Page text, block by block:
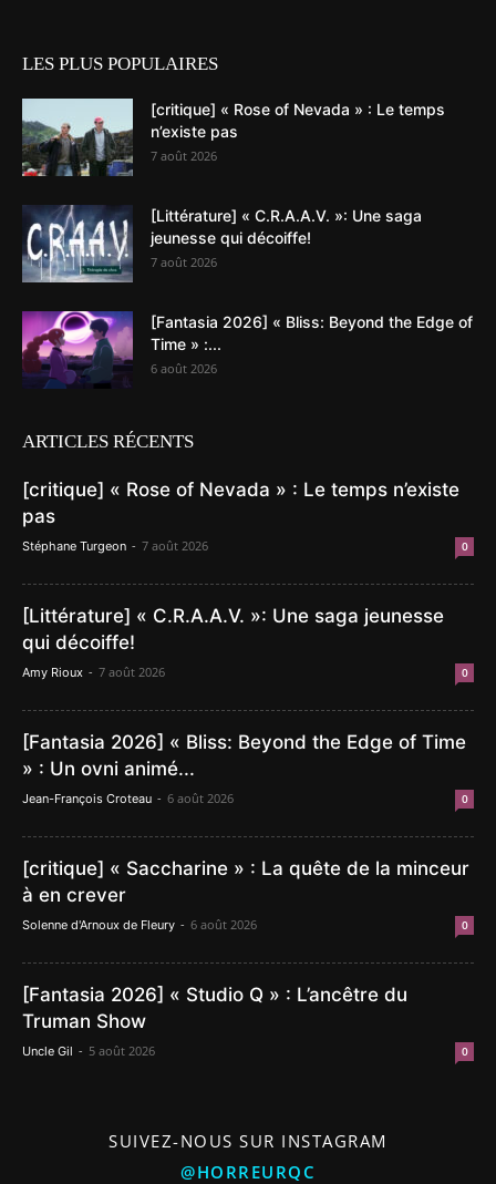
LES PLUS POPULAIRES
[critique] « Rose of Nevada » : Le temps
n’existe pas
7 août 2026
[Littérature] « C.R.A.A.V. »: Une saga
jeunesse qui décoiffe!
7 août 2026
[Fantasia 2026] « Bliss: Beyond the Edge of
Time » :...
6 août 2026
ARTICLES RÉCENTS
[critique] « Rose of Nevada » : Le temps n’existe
pas
Stéphane Turgeon - 7 août 2026 0
[Littérature] « C.R.A.A.V. »: Une saga jeunesse
qui décoiffe!
Amy Rioux - 7 août 2026 0
[Fantasia 2026] « Bliss: Beyond the Edge of Time
» : Un ovni animé...
Jean-François Croteau - 6 août 2026 0
[critique] « Saccharine » : La quête de la minceur
à en crever
Solenne d'Arnoux de Fleury - 6 août 2026 0
[Fantasia 2026] « Studio Q » : L’ancêtre du
Truman Show
Uncle Gil - 5 août 2026 0
SUIVEZ-NOUS SUR INSTAGRAM
@HORREURQC